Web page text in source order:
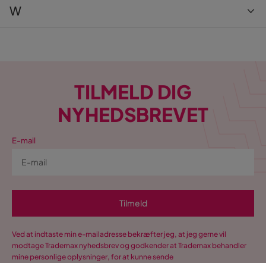
Tvilum
Varax
W
TILMELD DIG
NYHEDSBREVET
E-mail
Tilmeld
Ved at indtaste min e-mailadresse bekræfter jeg, at jeg gerne vil
modtage Trademax nyhedsbrev og godkender at Trademax behandler
mine personlige oplysninger, for at kunne sende